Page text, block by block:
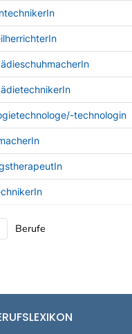
technologin
Berufe